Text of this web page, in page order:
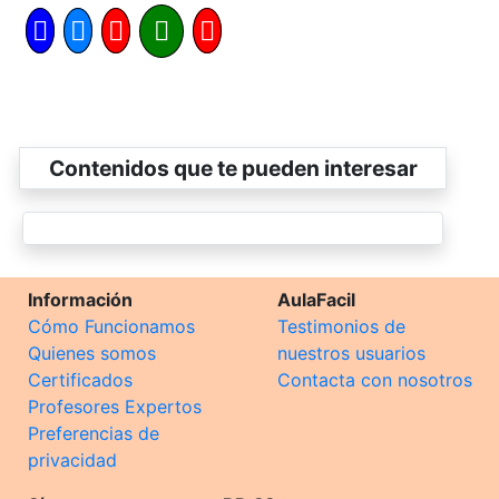
Contenidos que te pueden interesar
Información
Cómo Funcionamos
Quienes somos
Certificados
Profesores Expertos
Preferencias de
privacidad
AulaFacil
Testimonios de
nuestros usuarios
Contacta con nosotros